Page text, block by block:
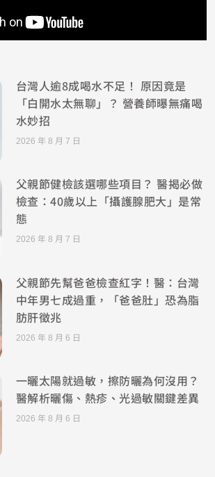
台灣人逾8成喝水不足！ 原因竟是
「白開水太無聊」？ 營養師曝無痛喝
水妙招
2026 年 8 月 7 日
父親節健檢該選哪些項目？ 醫揭必做
檢查：40歲以上「攝護腺肥大」是常
態
2026 年 8 月 7 日
父親節先幫爸爸檢查紅字！醫：台灣
中年男七成過重，「爸爸肚」恐為脂
肪肝徵兆
2026 年 8 月 6 日
一曬太陽就過敏，擦防曬為何沒用？
醫解析曬傷、熱疹、光過敏關鍵差異
2026 年 8 月 6 日